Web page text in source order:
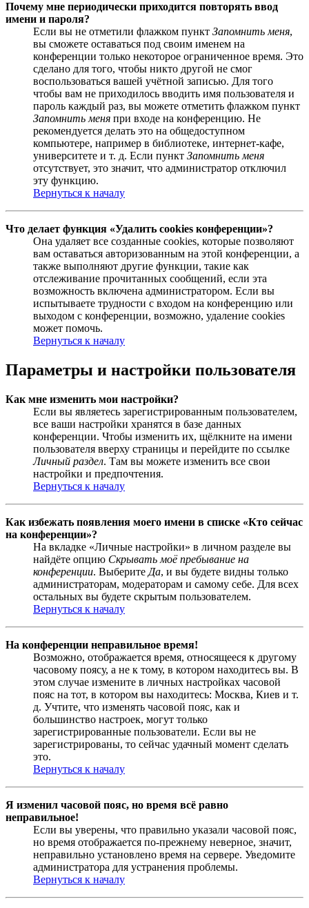
Почему мне периодически приходится повторять ввод
имени и пароля?
Если вы не отметили флажком пункт Запомнить меня,
вы сможете оставаться под своим именем на
конференции только некоторое ограниченное время. Это
сделано для того, чтобы никто другой не смог
воспользоваться вашей учётной записью. Для того
чтобы вам не приходилось вводить имя пользователя и
пароль каждый раз, вы можете отметить флажком пункт
Запомнить меня при входе на конференцию. Не
рекомендуется делать это на общедоступном
компьютере, например в библиотеке, интернет-кафе,
университете и т. д. Если пункт Запомнить меня
отсутствует, это значит, что администратор отключил
эту функцию.
Вернуться к началу
Что делает функция «Удалить cookies конференции»?
Она удаляет все созданные cookies, которые позволяют
вам оставаться авторизованным на этой конференции, а
также выполняют другие функции, такие как
отслеживание прочитанных сообщений, если эта
возможность включена администратором. Если вы
испытываете трудности с входом на конференцию или
выходом с конференции, возможно, удаление cookies
может помочь.
Вернуться к началу
Параметры и настройки пользователя
Как мне изменить мои настройки?
Если вы являетесь зарегистрированным пользователем,
все ваши настройки хранятся в базе данных
конференции. Чтобы изменить их, щёлкните на имени
пользователя вверху страницы и перейдите по ссылке
Личный раздел. Там вы можете изменить все свои
настройки и предпочтения.
Вернуться к началу
Как избежать появления моего имени в списке «Кто сейчас
на конференции»?
На вкладке «Личные настройки» в личном разделе вы
найдёте опцию Скрывать моё пребывание на
конференции. Выберите Да, и вы будете видны только
администраторам, модераторам и самому себе. Для всех
остальных вы будете скрытым пользователем.
Вернуться к началу
На конференции неправильное время!
Возможно, отображается время, относящееся к другому
часовому поясу, а не к тому, в котором находитесь вы. В
этом случае измените в личных настройках часовой
пояс на тот, в котором вы находитесь: Москва, Киев и т.
д. Учтите, что изменять часовой пояс, как и
большинство настроек, могут только
зарегистрированные пользователи. Если вы не
зарегистрированы, то сейчас удачный момент сделать
это.
Вернуться к началу
Я изменил часовой пояс, но время всё равно
неправильное!
Если вы уверены, что правильно указали часовой пояс,
но время отображается по-прежнему неверное, значит,
неправильно установлено время на сервере. Уведомите
администратора для устранения проблемы.
Вернуться к началу